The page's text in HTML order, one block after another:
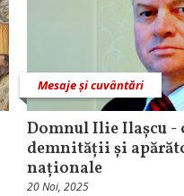
Mesaje și cuvântări
Domnul Ilie Ilașcu
demnității și
naționale
20 Noi, 2025